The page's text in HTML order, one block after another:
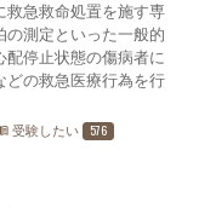
救急救命処置を施す専
の測定といった一般的
配停止状態の傷病者に
どの救急医療行為を行
受験したい 576